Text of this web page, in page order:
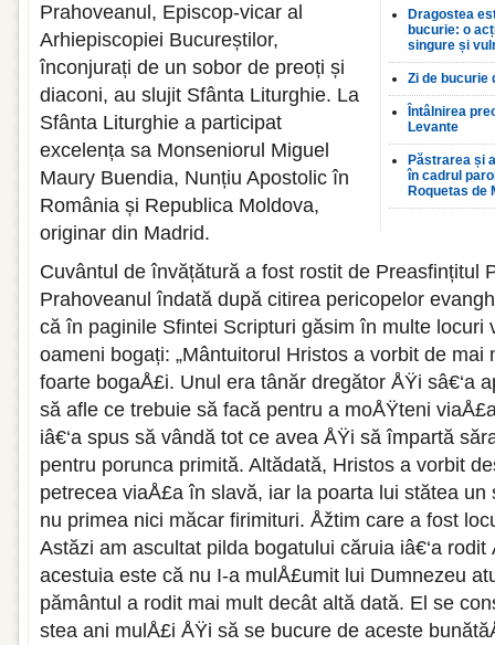
Dragostea
bucurie: o
singure și
Zi de bucurie
Întâlnirea
Levante
Păstrarea și
în cadrul
Roquetas de
Prahoveanul, Episcop-vicar al
Arhiepiscopiei Bucureștilor,
înconjurați de un sobor de preoți și
diaconi, au slujit Sfânta Liturghie. La
Sfânta Liturghie a participat
excelența sa Monseniorul Miguel
Maury Buendia, Nunțiu Apostolic în
România și Republica Moldova,
originar din Madrid.
Cuvântul de învățătură a fost rostit de Preasfințitul
Prahoveanul îndată după citirea pericopelor
că în paginile Sfintei Scripturi găsim în multe locuri
oameni bogați: „Mântuitorul Hristos a vorbit de mai
foarte bogaÅ£i. Unul era tânăr dregător ÅŸi sâ€‘a
să afle ce trebuie să facă pentru a moÅŸteni
iâ€‘a spus să vândă tot ce avea ÅŸi să împartă
pentru porunca primită. Altădată, Hristos a vorbit
petrecea viaÅ£a în slavă, iar la poarta lui stătea un
nu primea nici măcar firimituri. Åžtim care a fost
Astăzi am ascultat pilda bogatului căruia iâ€‘a
acestuia este că nu I-a mulÅ£umit lui Dumnezeu
pământul a rodit mai mult decât altă dată. El se
stea ani mulÅ£i ÅŸi să se bucure de aceste